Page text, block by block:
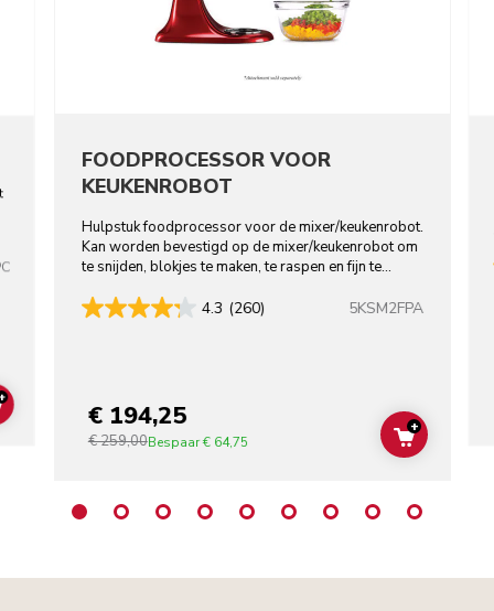
ADD TO CART
FOODPROCESSOR VOOR
KEUKENROBOT
Hulpstuk foodprocessor voor de mixer/keukenrobot.
Kan worden bevestigd op de mixer/keukenrobot om
te snijden, blokjes te maken, te raspen en fijn te
4.3 (260) 5KSM2FPA
€ 194,25
€ 259,00Bespaar€ 64,75 ADD TO
+